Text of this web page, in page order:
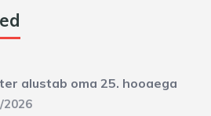
alustab oma 25. hooaega
2026